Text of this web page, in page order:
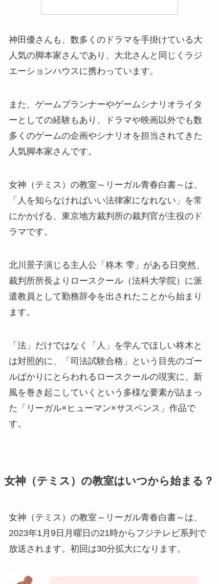
神田優さんも、数多くのドラマを手掛けている大
人気の脚本家さんであり、 大北さんと同じくラジ
エーションハウスに携わっています。
また、ゲームプランナーやゲームシナリオライタ
ーとしての経験もあり、
ドラマや映画以外でも数
多くのゲームの企画やシナリオを担当されてきた
人気脚本家さんです。
女神（テミス）の教室～リーガル青春白書～は、
「人を知らなければいい法律家になれない」を常
にかかげる、 東京地方裁判所の裁判官が主役のド
ラマです。
北川景子演じる主人公「柊木 雫」がある日突然、
裁判所所長よりロースクール（法科大学院）に派
遣教員として勤務辞令を出されたことから始まり
ます。
「法」だけではなく「人」を学んでほしい柊木と
は対照的に、
「司法試験合格」という目先のゴー
ルばかりにとらわれるロースクールの現実に、 新
風を巻き起こしていくという多様な要素が詰まっ
た「リーガル×ヒューマン×サスペンス」作品で
す。
女神（テミス）の教室はいつから始まる？
女神（テミス）の教室～リーガル青春白書～は、
2023年1月9日月曜日の21時からフジテレビ系列で
放送されます。 初回は30分拡大になります。